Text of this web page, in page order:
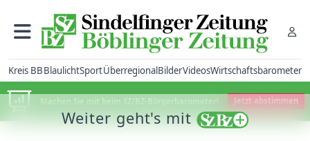
Kreis BBBlaulichtSportÜberregionalBilderVideosWirtschaftsbarometer
Machen Sie mit beim SZ/BZ-Bürgerbarometer! Jetzt abstimmen
Weiter geht's mit